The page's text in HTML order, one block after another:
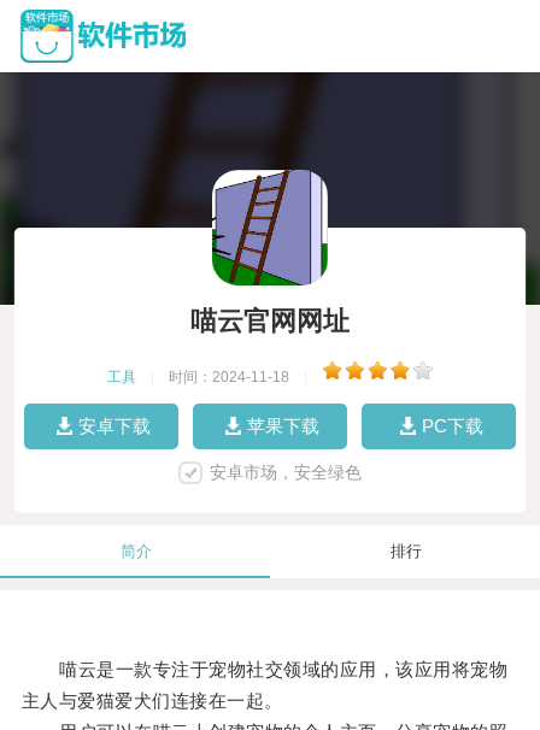
喵云官网网址
工具 时间：2024-11-18
安卓下载 苹果下载 PC下载
安卓市场，安全绿色
简介 排行
喵云是一款专注于宠物社交领域的应用，该应用将宠物
主人与爱猫爱犬们连接在一起。